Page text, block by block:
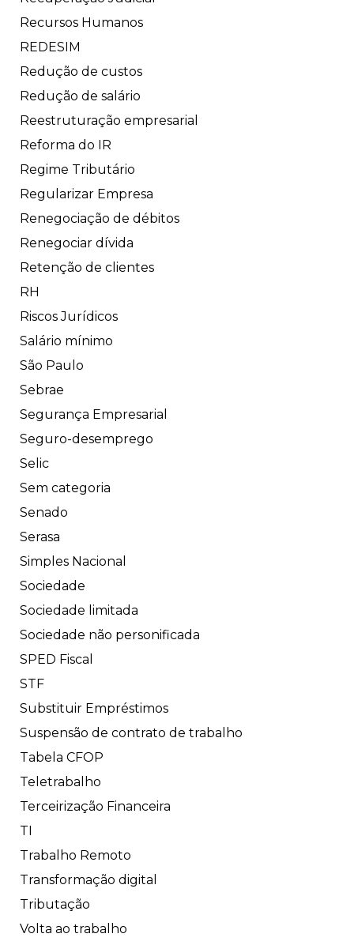
Recursos Humanos
REDESIM
Redução de custos
Redução de salário
Reestruturação empresarial
Reforma do IR
Regime Tributário
Regularizar Empresa
Renegociação de débitos
Renegociar dívida
Retenção de clientes
RH
Riscos Jurídicos
Salário mínimo
São Paulo
Sebrae
Segurança Empresarial
Seguro-desemprego
Selic
Sem categoria
Senado
Serasa
Simples Nacional
Sociedade
Sociedade limitada
Sociedade não personificada
SPED Fiscal
STF
Substituir Empréstimos
Suspensão de contrato de trabalho
Tabela CFOP
Teletrabalho
Terceirização Financeira
TI
Trabalho Remoto
Transformação digital
Tributação
Volta ao trabalho